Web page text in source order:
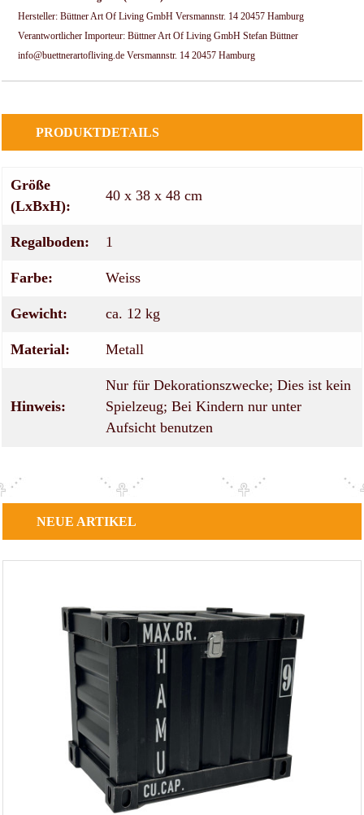
Hersteller: Büttner Art Of Living GmbH Versmannstr. 14 20457 Hamburg
Verantwortlicher Importeur: Büttner Art Of Living GmbH Stefan Büttner
info@buettnerartofliving.de Versmannstr. 14 20457 Hamburg
PRODUKTDETAILS
Größe
(LxBxH):
40 x 38 x 48 cm
Regalboden: 1
Farbe: Weiss
Gewicht: ca. 12 kg
Material: Metall
Hinweis:
Nur für Dekorationszwecke; Dies ist kein
Spielzeug; Bei Kindern nur unter
Aufsicht benutzen
NEUE ARTIKEL